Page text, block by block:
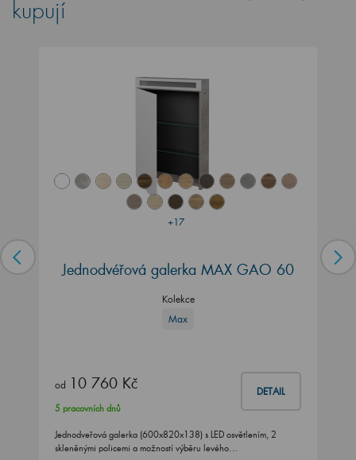
kupují
+17
Jednodvéřová galerka MAX GAO 60
Kolekce
Max
od 10 760 Kč DETAIL
5 pracovních dnů
Jednodveřová galerka (600x820x138) s LED osvětlením, 2
skleněnými policemi a možností výběru levého…